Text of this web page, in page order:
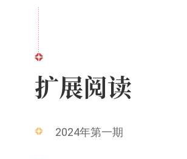
扩展阅读
2024年第一期